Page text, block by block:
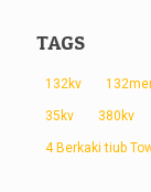
TAGS
132kv
35kv 380kv
4 Berkaki tiub